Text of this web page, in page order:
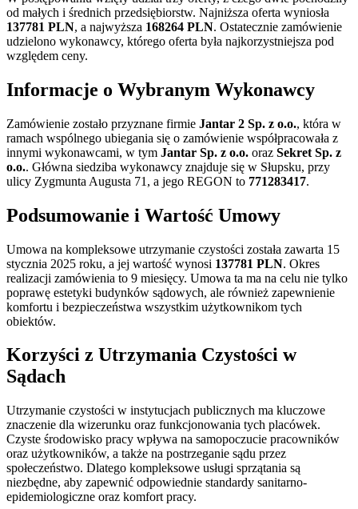
od małych i średnich przedsiębiorstw. Najniższa oferta wyniosła
137781 PLN, a najwyższa 168264 PLN. Ostatecznie zamówienie
udzielono wykonawcy, którego oferta była najkorzystniejsza pod
względem ceny.
Informacje o Wybranym Wykonawcy
Zamówienie zostało przyznane firmie Jantar 2 Sp. z o.o., która w
ramach wspólnego ubiegania się o zamówienie współpracowała z
innymi wykonawcami, w tym Jantar Sp. z o.o. oraz Sekret Sp. z
o.o.. Główna siedziba wykonawcy znajduje się w Słupsku, przy
ulicy Zygmunta Augusta 71, a jego REGON to 771283417.
Podsumowanie i Wartość Umowy
Umowa na kompleksowe utrzymanie czystości została zawarta 15
stycznia 2025 roku, a jej wartość wynosi 137781 PLN. Okres
realizacji zamówienia to 9 miesięcy. Umowa ta ma na celu nie tylko
poprawę estetyki budynków sądowych, ale również zapewnienie
komfortu i bezpieczeństwa wszystkim użytkownikom tych
obiektów.
Korzyści z Utrzymania Czystości w
Sądach
Utrzymanie czystości w instytucjach publicznych ma kluczowe
znaczenie dla wizerunku oraz funkcjonowania tych placówek.
Czyste środowisko pracy wpływa na samopoczucie pracowników
oraz użytkowników, a także na postrzeganie sądu przez
społeczeństwo. Dlatego kompleksowe usługi sprzątania są
niezbędne, aby zapewnić odpowiednie standardy sanitarno-
epidemiologiczne oraz komfort pracy.